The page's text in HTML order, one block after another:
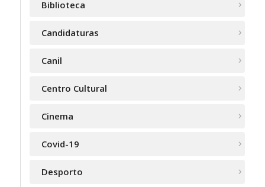
Biblioteca
Candidaturas
Canil
Centro Cultural
Cinema
Covid-19
Desporto